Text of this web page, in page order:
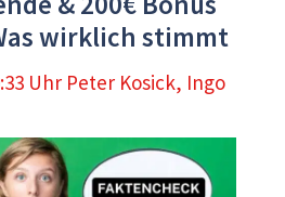
wirklich stimmt
Uhr Peter Kosick, Ingo